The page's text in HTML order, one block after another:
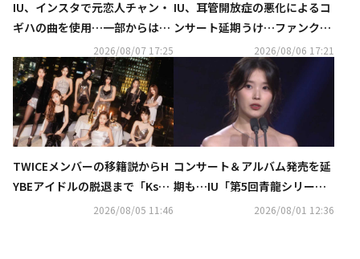
IU、インスタで元恋人チャン・
ギハの曲を使用…一部からは否
2026/08/07 17:25
IU、耳管開放症の悪化によるコ
ンサート延期うけ…ファンクラ
ブ会員向けに特典を提供へ
2026/08/06 17:21
TWICEメンバーの移籍説からH
YBEアイドルの脱退まで「Kstyl
e 7月の記事ランキングTOP5」
2026/08/05 11:46
コンサート＆アルバム発売を延
期も…IU「第5回青龍シリーズ
アワード」に授賞者として登場
2026/08/01 12:36